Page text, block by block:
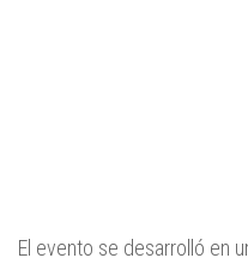
El evento se desarrolló en